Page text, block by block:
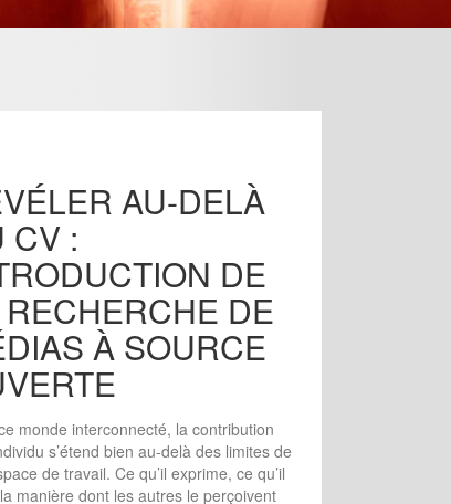
AU-DELÀ
CV :
DE
DE
À SOURCE
monde interconnecté, la contribution
s’étend bien au-delà des limites de
de travail. Ce qu’il exprime, ce qu’il
manière dont les autres le perçoivent